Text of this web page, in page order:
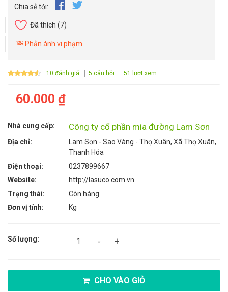
Chia sẻ tới:
Đã thích (7)
Phản ánh vi phạm
10 đánh giá 5 câu hỏi 51 lượt xem
60.000 ₫
Nhà cung cấp: Công ty cố phần mía đường Lam Sơn
Địa chỉ:
Lam Sơn - Sao Vàng - Thọ Xuân, Xã Thọ Xuân,
Thanh Hóa
Điện thoại:
0237899667
Website:
http://lasuco.com.vn
Trạng thái:
Còn hàng
Đơn vị tính:
Kg
Số lượng: - +
CHO VÀO GIỎ